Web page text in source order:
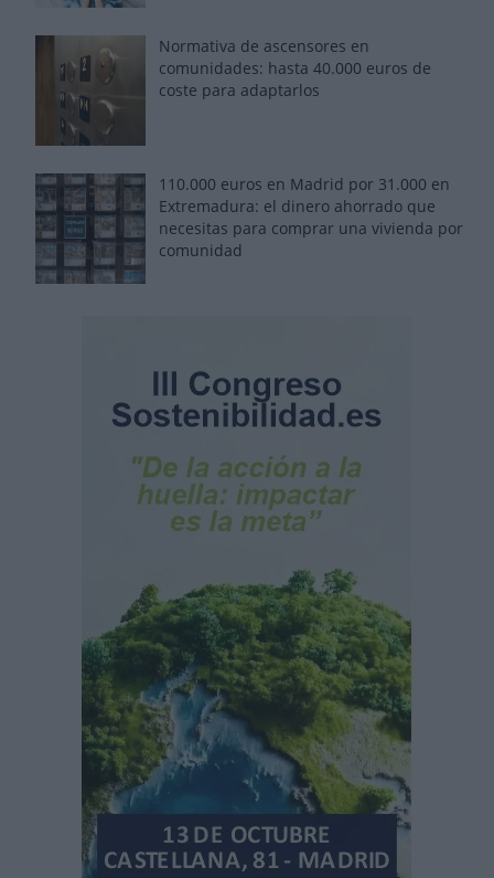
Normativa de ascensores en
comunidades: hasta 40.000 euros de
coste para adaptarlos
110.000 euros en Madrid por 31.000 en
Extremadura: el dinero ahorrado que
necesitas para comprar una vivienda por
comunidad